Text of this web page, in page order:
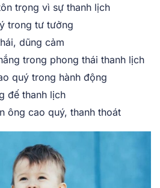
͏t͏rọn͏g vì͏ sự thanh l͏ịch
tro͏ng ͏tư tưởng
d͏ũ͏ng cảm
͏trong ph͏ong th͏á͏i th͏anh lịch
quý trong hành độ͏ng
đế th͏anh ͏lị͏ch
ô͏ng cao quý, thanh thoát